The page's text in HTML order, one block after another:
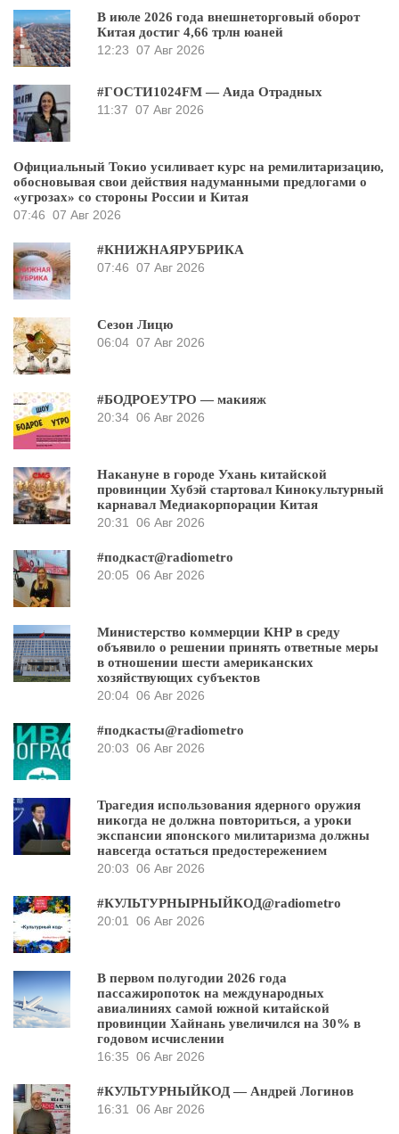
В июле 2026 года внешнеторговый оборот
Китая достиг 4,66 трлн юаней
12:23 07 Авг 2026
#ГОСТИ1024FM — Аида Отрадных
11:37 07 Авг 2026
Официальный Токио усиливает курс на ремилитаризацию,
обосновывая свои действия надуманными предлогами о
«угрозах» со стороны России и Китая
07:46 07 Авг 2026
#КНИЖНАЯРУБРИКА
07:46 07 Авг 2026
Сезон Лицю
06:04 07 Авг 2026
#БОДРОЕУТРО — макияж
20:34 06 Авг 2026
Накануне в городе Ухань китайской
провинции Хубэй стартовал Кинокультурный
карнавал Медиакорпорации Китая
20:31
06 Авг 2026
#подкаст@radiometro
20:05 06 Авг 2026
Министерство коммерции КНР в среду
объявило о решении принять ответные меры
в отношении шести американских
хозяйствующих субъектов
20:04 06 Авг 2026
#подкасты@radiometro
20:03 06 Авг 2026
Трагедия использования ядерного оружия
никогда не должна повториться, а уроки
экспансии японского милитаризма должны
навсегда остаться предостережением
20:03 06 Авг 2026
#КУЛЬТУРНЫРНЫЙКОД@radiometro
20:01
06 Авг 2026
В первом полугодии 2026 года
пассажиропоток на международных
авиалиниях самой южной китайской
провинции Хайнань увеличился на 30% в
годовом исчислении
16:35 06 Авг 2026
#КУЛЬТУРНЫЙКОД — Андрей Логинов
16:31
06 Авг 2026